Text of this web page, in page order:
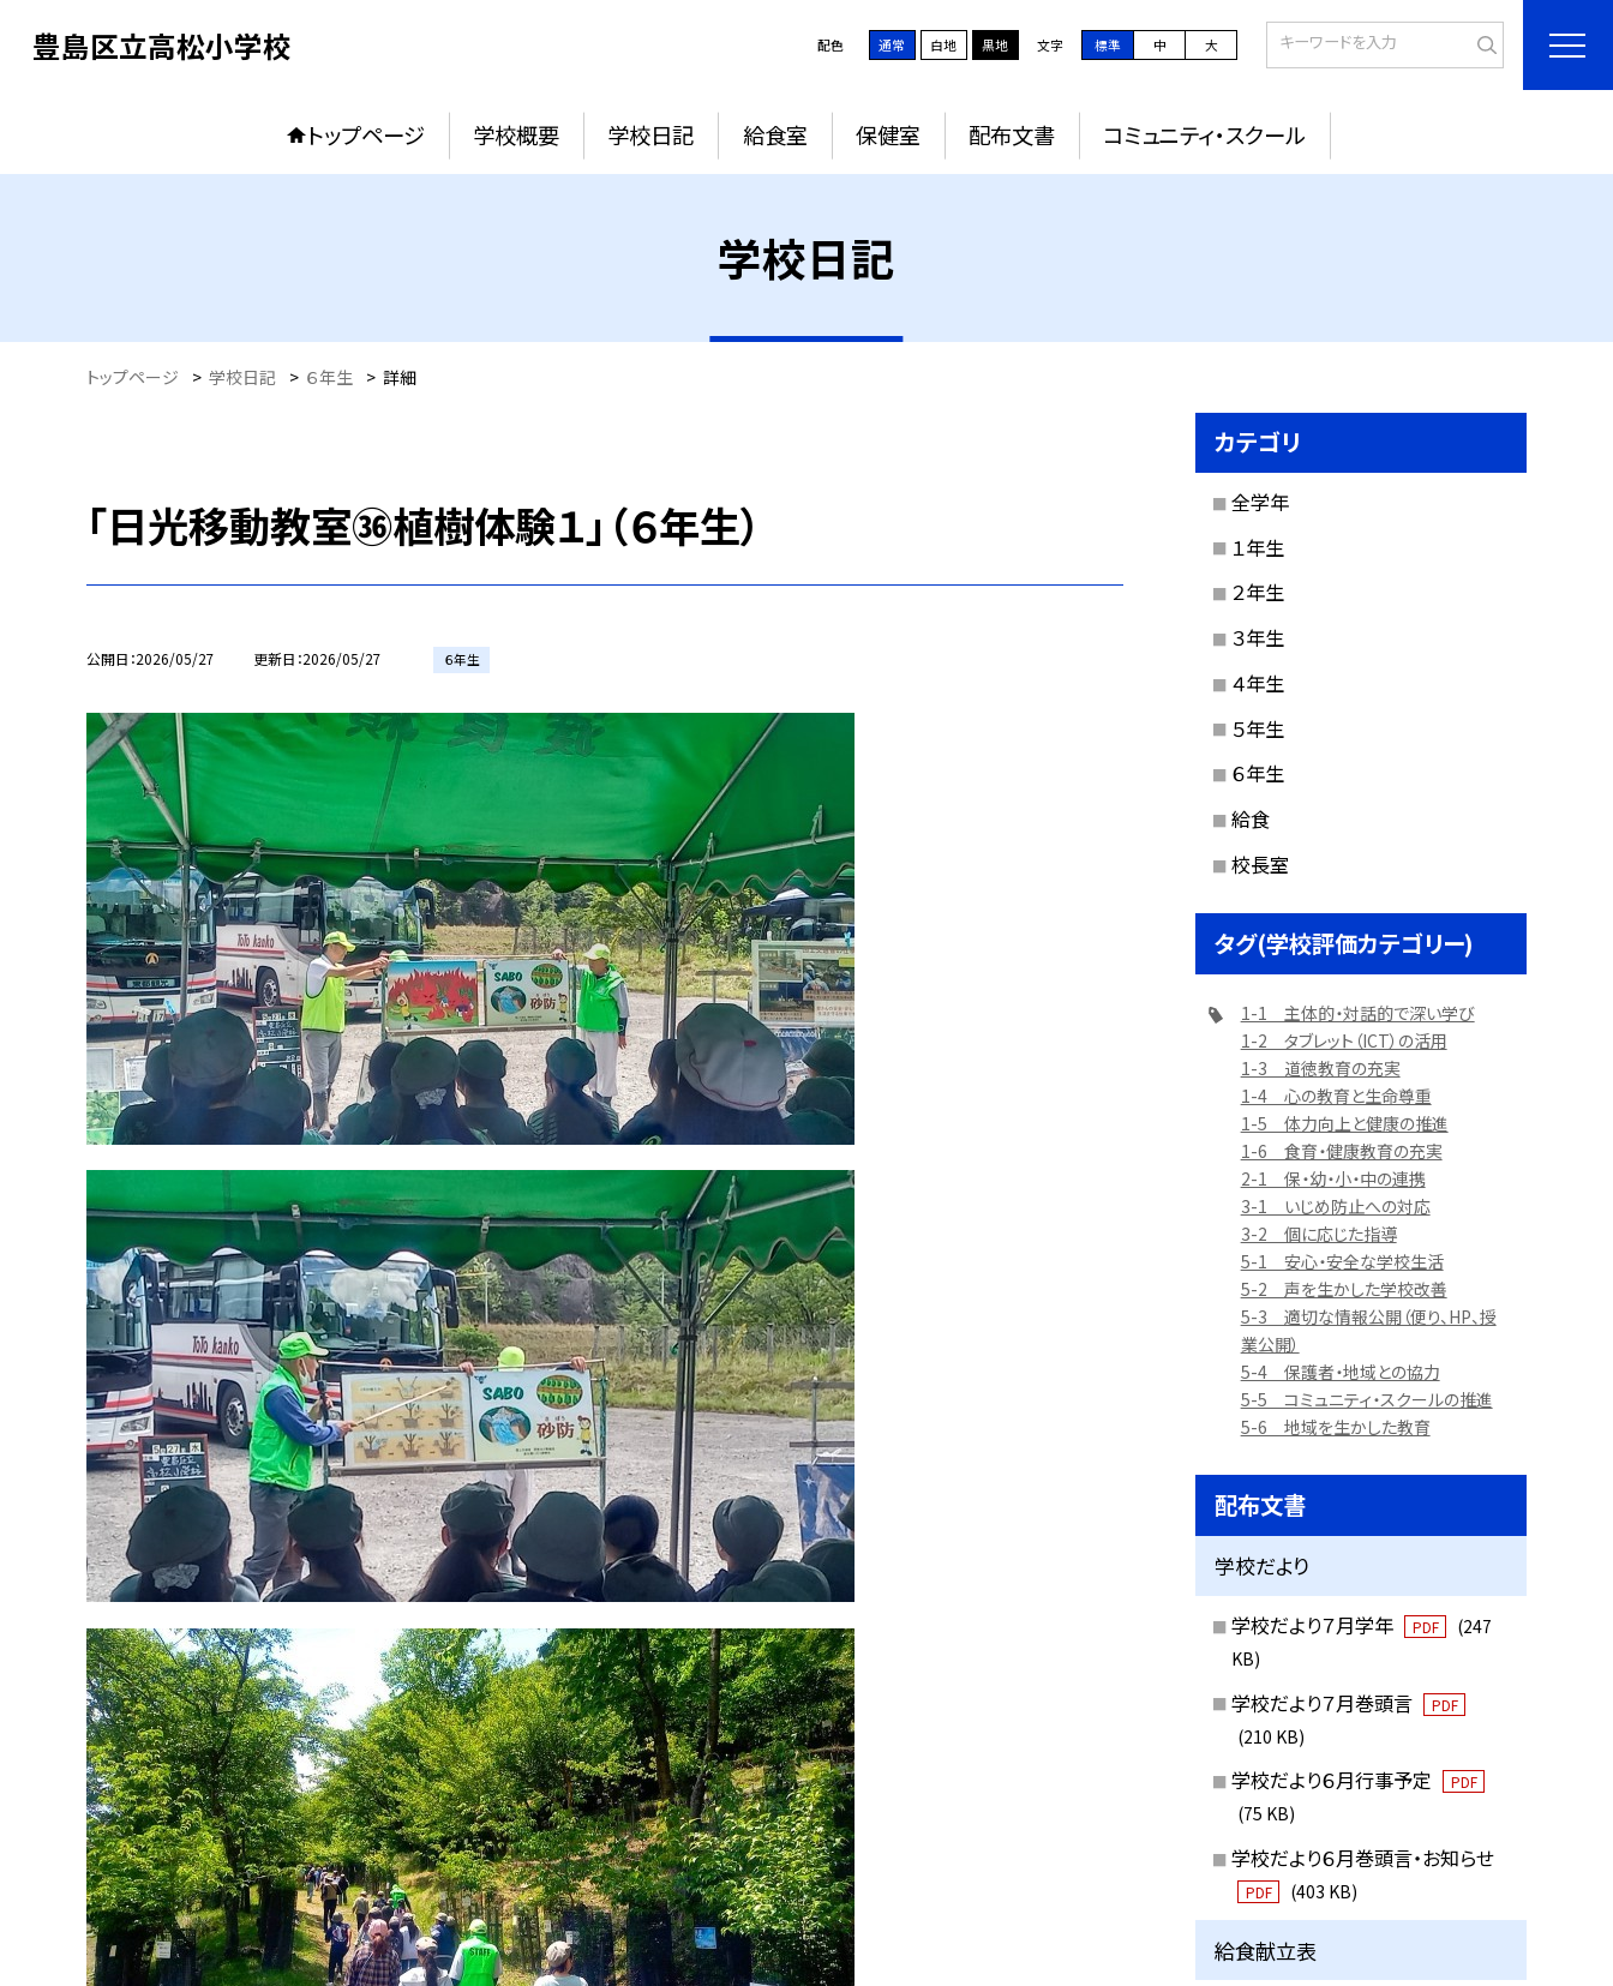
豊島区立高松小学校 配色 通常 白地 黒地 文字 標準 中 大
トップページ 学校概要 学校日記 給食室 保健室 配布文書 コミュニティ・スクール
学校日記
トップページ > 学校日記 > ６年生 > 詳細
「日光移動教室㊱植樹体験１」（６年生）
公開日 2026/05/27 更新日 2026/05/27 ６年生
カテゴリ
全学年
１年生
２年生
３年生
４年生
５年生
６年生
給食
校長室
タグ(学校評価カテゴリー)
1-1 主体的・対話的で深い学び
1-2 タブレット（ICT）の活用
1-3 道徳教育の充実
1-4 心の教育と生命尊重
1-5 体力向上と健康の推進
1-6 食育・健康教育の充実
2-1 保・幼・小・中の連携
3-1 いじめ防止への対応
3-2 個に応じた指導
5-1 安心・安全な学校生活
5-2 声を生かした学校改善
5-3 適切な情報公開（便り、HP、授
業公開）
5-4 保護者・地域との協力
5-5 コミュニティ・スクールの推進
5-6 地域を生かした教育
配布文書
学校だより
学校だより７月学年 PDF
(247
KB)
学校だより７月巻頭言 PDF
(210 KB)
学校だより６月行事予定 PDF
(75 KB)
学校だより６月巻頭言・お知らせ
PDF (403 KB)
給食献立表